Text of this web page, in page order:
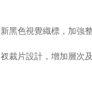
黑色視覺織標，加強整
裁片設計，增加層次